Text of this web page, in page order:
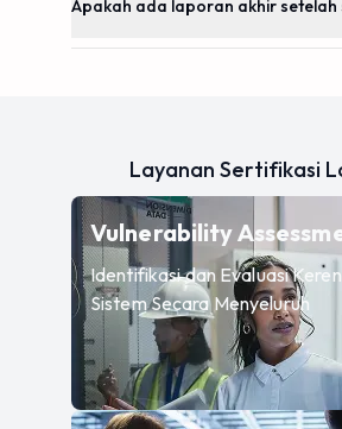
Apakah ada laporan akhir setelah
Layanan Sertifikasi
Vulnerability
Identifikasi dan Evaluasi
Sistem Secara Menyeluruh